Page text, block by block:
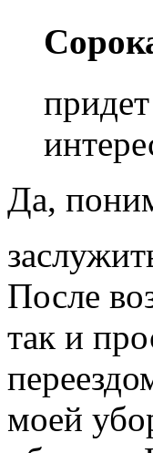
Да,
После
так и
моей